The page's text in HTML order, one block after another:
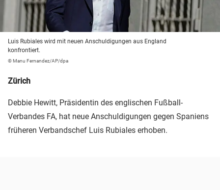
Luis Rubiales wird mit neuen Anschuldigungen aus England
konfrontiert.
© Manu Fernandez/AP/dpa
Zürich
Debbie Hewitt, Präsidentin des englischen Fußball-
Verbandes FA, hat neue Anschuldigungen gegen Spaniens
früheren Verbandschef Luis Rubiales erhoben.